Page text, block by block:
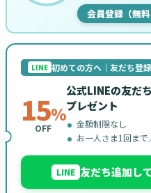
会員登録（無料
LINE 初めての方へ｜友だち登
15%
OFF
公式LINEの友だ
プレゼント
金額制限なし
お一人さま1回ま
LINE 友だち追加し